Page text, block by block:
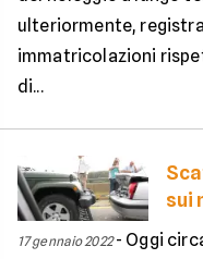
ulteriormente,
immatricolazioni
di...
sui
17 gennaio 2022- Oggi